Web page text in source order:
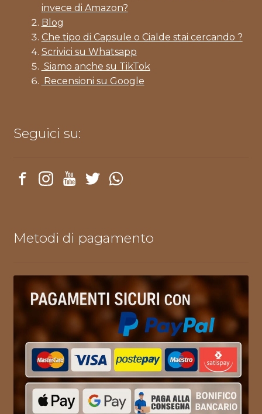
invece di Amazon?
Blog
Che tipo di Capsule o Cialde stai cercando ?
Scrivici su Whatsapp
Siamo anche su TikTok
Recensioni su Google
Seguici su:
Metodi di pagamento